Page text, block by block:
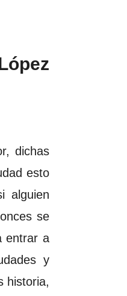
dichas
esto
alguien
se
entrar a
y
historia,